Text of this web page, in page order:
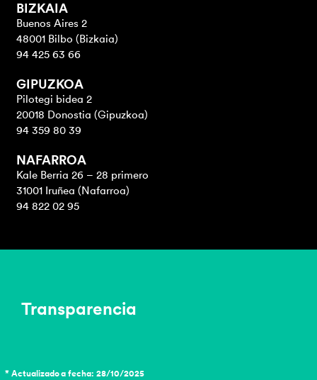
BIZKAIA
Buenos Aires 2
48001 Bilbo (Bizkaia)
94 425 63 66
GIPUZKOA
Pilotegi bidea 2
20018 Donostia (Gipuzkoa)
94 359 80 39
NAFARROA
Kale Berria 26 – 28 primero
31001 Iruñea (Nafarroa)
94 822 02 95
Transparencia
* Actualizado a fecha: 28/10/2025